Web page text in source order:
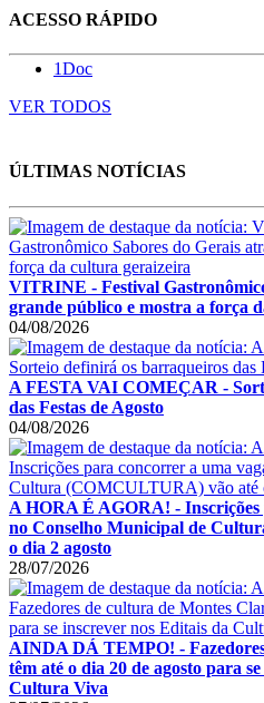
ACESSO RÁPIDO
1Doc
VER TODOS
ÚLTIMAS NOTÍCIAS
VITRINE - Festival
grande público e mostra a força
04/08/2026
A FESTA VAI COMEÇAR -
das Festas de Agosto
04/08/2026
A HORA É AGORA! -
no Conselho Municipal de
o dia 2 agosto
28/07/2026
AINDA DÁ TEMPO! -
têm até o dia 20 de agosto para
Cultura Viva